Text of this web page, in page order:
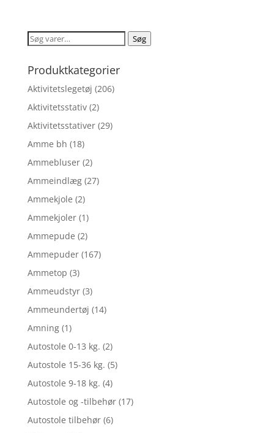
Søg
Søg
Produktkategorier
Aktivitetslegetøj (206)
Aktivitetsstativ (2)
Aktivitetsstativer (29)
Amme bh (18)
Ammebluser (2)
Ammeindlæg (27)
Ammekjole (2)
Ammekjoler (1)
Ammepude (2)
Ammepuder (167)
Ammetop (3)
Ammeudstyr (3)
Ammeundertøj (14)
Amning (1)
Autostole 0-13 kg. (2)
Autostole 15-36 kg. (5)
Autostole 9-18 kg. (4)
Autostole og -tilbehør (17)
Autostole tilbehør (6)